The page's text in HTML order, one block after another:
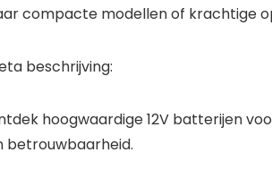
compacte modellen of krachtige
beschrijving:
hoogwaardige 12V batterijen
betrouwbaarheid.